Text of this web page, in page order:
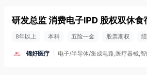
研发总监 消费电子IPD 股权双休食
8年以上 本科 五险一金 股票期权
锦好医疗 电子/半导体/集成电路,医疗器械,